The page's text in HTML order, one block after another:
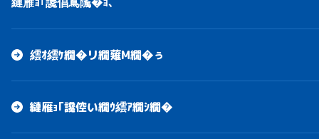
縺雁ｮ｢讒倡嶌隲�ｮ､
繧ｵ繧ｹ繝�リ繝薙Μ繝�ぅ
縺雁ｮ｢讒倥い繝ｳ繧ｱ繝ｼ繝�